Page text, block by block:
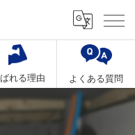
れる理由 よくある質問